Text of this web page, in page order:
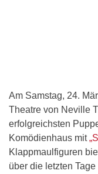
Am Samstag, 24.
Theatre von Neville
erfolgreichsten
Komödienhaus mit
Klappmaulfiguren
über die letzten